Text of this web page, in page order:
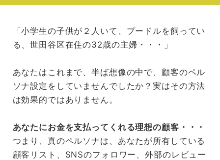
「小学生の子供が２人いて、プードルを飼ってい
る、世田谷区在住の32歳の主婦・・・」
あなたはこれまで、半ば想像の中で、顧客のペル
ソナ設定をしていませんでしたか？実はその方法
は効果的ではありません。
あなたにお金を支払ってくれる理想の顧客・・・
つまり、真のペルソナは、あなたが所有している
顧客リスト、SNSのフォロワー、外部のレビュー